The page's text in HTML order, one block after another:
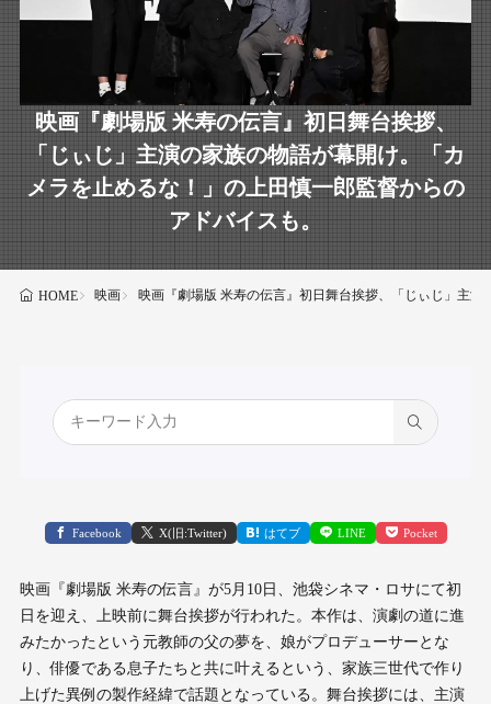
映画『劇場版 米寿の伝言』初日舞台挨拶、
「じぃじ」主演の家族の物語が幕開け。「カ
メラを止めるな！」の上田慎一郎監督からの
アドバイスも。
HOME 映画 映画『劇場版 米寿の伝言』初日舞台挨拶、「じぃじ」主
Facebook X(旧:Twitter) はてブ LINE Pocket
映画『劇場版 米寿の伝言』が5月10日、池袋シネマ・ロサにて初
日を迎え、上映前に舞台挨拶が行われた。本作は、演劇の道に進
みたかったという元教師の父の夢を、娘がプロデューサーとな
り、俳優である息子たちと共に叶えるという、家族三世代で作り
上げた異例の製作経緯で話題となっている。舞台挨拶には、主演